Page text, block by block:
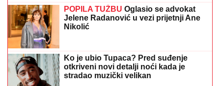
POPILA TUŽBU Oglasio se advokat
Jelene Radanović u vezi prijetnji Ane
Nikolić
Ko je ubio Tupaca? Pred suđenje
otkriveni novi detalji noći kada je
stradao muzički velikan